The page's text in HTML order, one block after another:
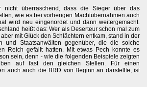
nicht überraschend, dass die Sieger über das
wie es bei vorherigen Machtübernahmen auch
wird neu eingenordet und dann weitergemacht.
heißt das: Wer als Deserteur schon mal zum
mit Glück den Schlächtern entkam, stand in der
und Staatsanwälten gegenüber, die die solche
Reich gefällt hatten. Mit etwas Pech konnte es
sein, denn - wie die folgenden Beispiele zeigten
auf fast den gleichen Stellen. Für einen
auch auch die BRD von Beginn an darstellte, ist